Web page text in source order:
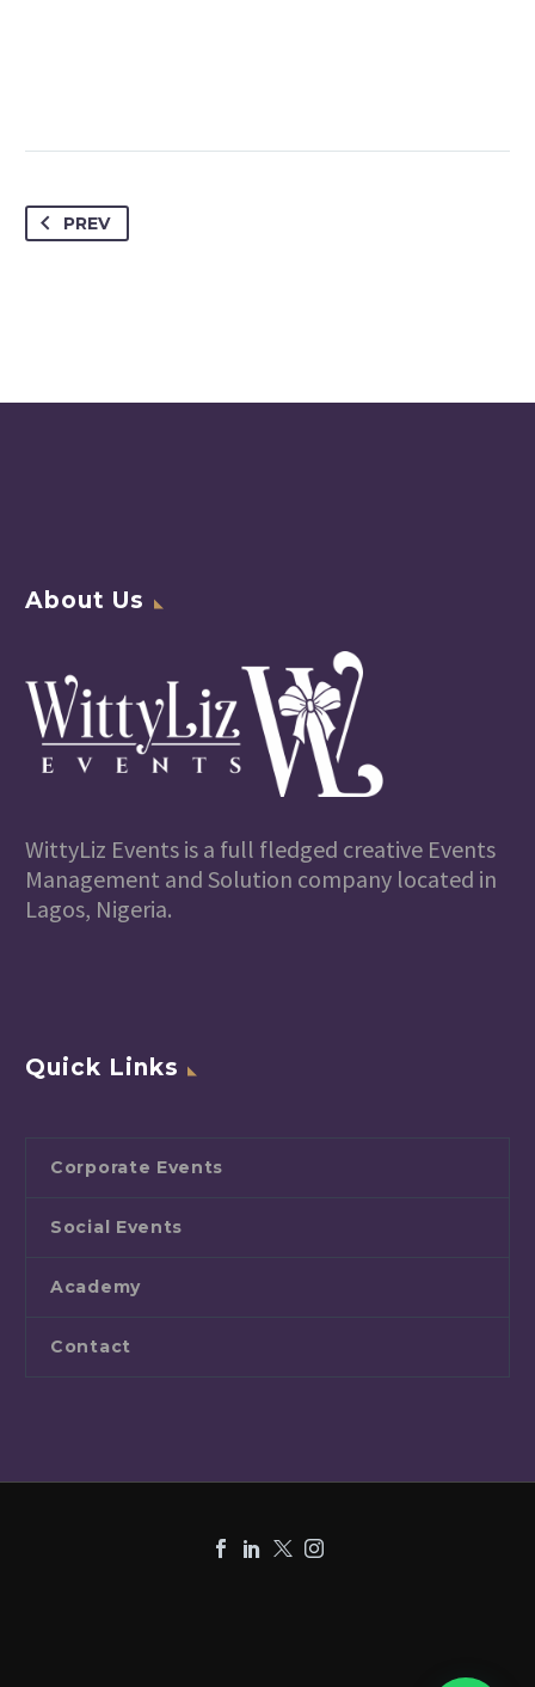
PREV
About Us
WittyLiz Events is a full fledged creative Events
Management and Solution company located in
Lagos, Nigeria.
Quick Links
Corporate Events
Social Events
Academy
Contact